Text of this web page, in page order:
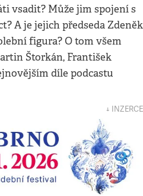
vsadit? Může jim spojení s
A je jejich předseda Zdeněk
figura? O tom všem
Štorkán, František
díle podcastu
↓ INZERCE